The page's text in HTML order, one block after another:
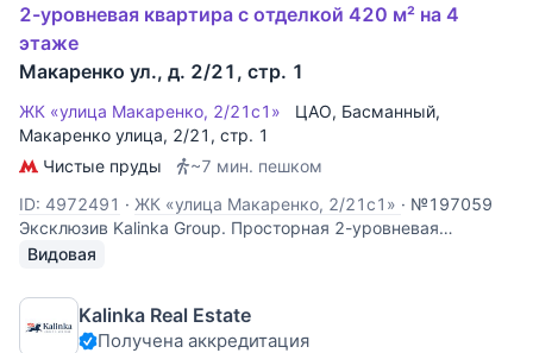
2-уровневая квартира с отделкой 420 м² на 4
этаже
Макаренко ул., д. 2/21, стр. 1
ЖК «улица Макаренко, 2/21с1» ЦАО, Басманный,
Макаренко улица, 2/21, стр. 1
Чистые пруды
~7 мин. пешком
ID: 4972491 · ЖК «улица Макаренко, 2/21с1» · №197059
Эксклюзив Kalinka Group. Просторная 2-уровневая
квартира с дровяным камином в историческом доме на
уровень: холл, гостиная с встроенным домашним
кинотеатром (56,3 кв.м), кухня-столовая (30
Видовая
Kalinka Real Estate
Получена аккредитация